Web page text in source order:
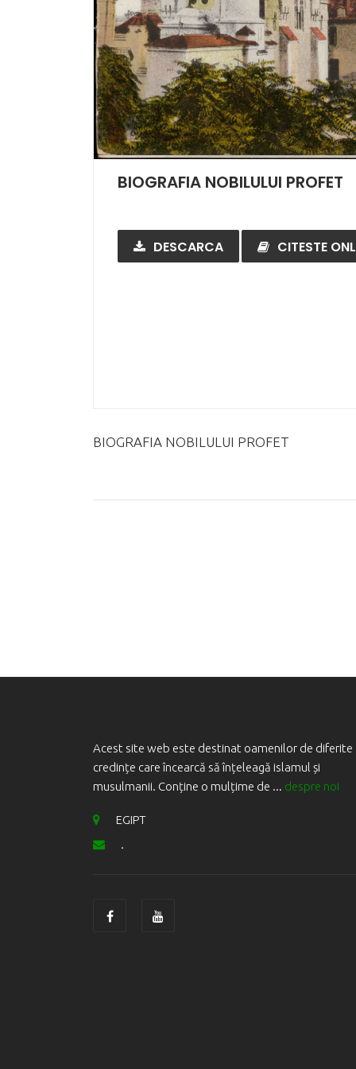
BIOGRAFIA NOBILULUI PROFET
DESCARCA CITESTE
BIOGRAFIA NOBILULUI PROFET
Acest site web este destinat oamenilor de diferite
credințe care încearcă să înțeleagă islamul și
musulmanii. Conține o mulțime de ... despre noi
EGIPT
.